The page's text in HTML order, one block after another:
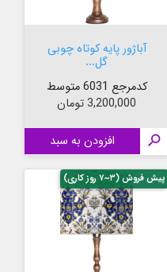
آباژور پایه کوتاه چوبی
گل...
کدمرجع 6031 متوسط
قیمت
3,200,000 تومان
 افزودن به سبد
پیش فروش (۳~۷ روز کاری)